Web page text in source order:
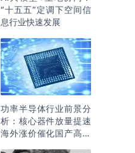
“十五五”定调下空间信
息行业快速发展
功率半导体行业前景分
析：核心器件放量提速
海外涨价催化国产高端